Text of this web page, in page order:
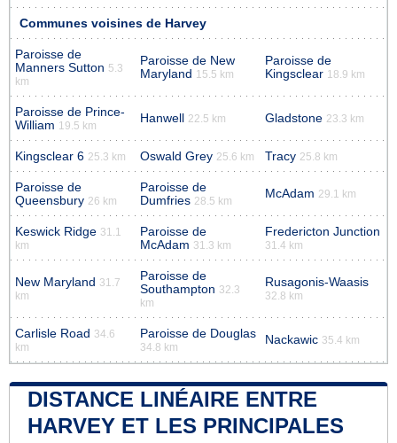
Communes voisines de Harvey
Paroisse de
Manners Sutton 5.3
km
Paroisse de New
Maryland 15.5 km
Paroisse de
Kingsclear 18.9 km
Paroisse de Prince-
William 19.5 km
Hanwell 22.5 km Gladstone 23.3 km
Kingsclear 6 25.3 km Oswald Grey 25.6 km Tracy 25.8 km
Paroisse de
Queensbury 26 km
Paroisse de
Dumfries 28.5 km
McAdam 29.1 km
Keswick Ridge 31.1
km
Paroisse de
McAdam 31.3 km
Fredericton Junction
31.4 km
New Maryland 31.7
km
Paroisse de
Southampton 32.3
km
Rusagonis-Waasis
32.8 km
Carlisle Road 34.6
km
Paroisse de Douglas
34.8 km
Nackawic 35.4 km
DISTANCE LINÉAIRE ENTRE
HARVEY ET LES PRINCIPALES